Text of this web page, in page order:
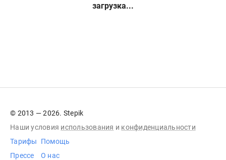
загрузка...
© 2013 — 2026. Stepik
Наши условия использования и конфиденциальности
Тарифы
Прессе
Помощь
О нас